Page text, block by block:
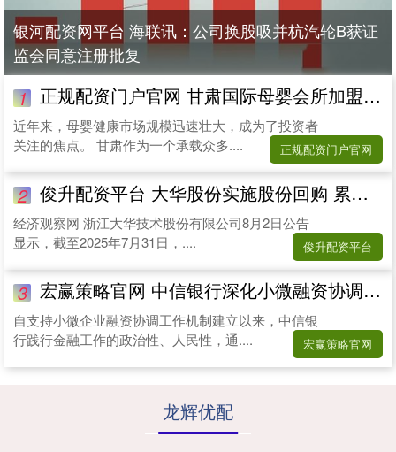
银河配资网平台 海联讯：公司换股吸并杭汽轮B获证
监会同意注册批复
1 正规配资门户官网 甘肃国际母婴会所加盟哪家便宜？东方幸福国际母婴会所
近年来，母婴健康市场规模迅速壮大，成为了投资者
关注的焦点。 甘肃作为一个承载众多....
正规配资门户官网
2 俊升配资平台 大华股份实施股份回购 累计回购665万股耗资1.03亿元
经济观察网 浙江大华技术股份有限公司8月2日公告
显示，截至2025年7月31日，....
俊升配资平台
3 宏赢策略官网 中信银行深化小微融资协调机制， 以金融活水润泽实体经济
自支持小微企业融资协调工作机制建立以来，中信银
行践行金融工作的政治性、人民性，通....
宏赢策略官网
龙辉优配